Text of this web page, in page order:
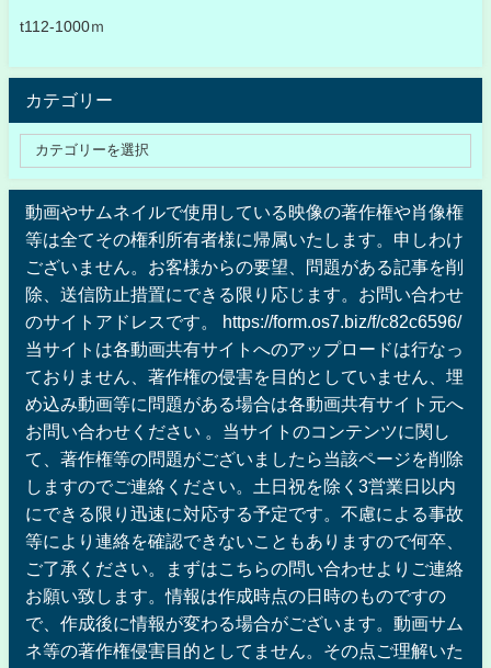
t112-1000ｍ
カテゴリー
動画やサムネイルで使用している映像の著作権や肖像権
等は全てその権利所有者様に帰属いたします。申しわけ
ございません。お客様からの要望、問題がある記事を削
除、送信防止措置にできる限り応じます。お問い合わせ
のサイトアドレスです。 https://form.os7.biz/f/c82c6596/
当サイトは各動画共有サイトへのアップロードは行なっ
ておりません、著作権の侵害を目的としていません、埋
め込み動画等に問題がある場合は各動画共有サイト元へ
お問い合わせください 。当サイトのコンテンツに関し
て、著作権等の問題がございましたら当該ページを削除
しますのでご連絡ください。土日祝を除く3営業日以内
にできる限り迅速に対応する予定です。不慮による事故
等により連絡を確認できないこともありますので何卒、
ご了承ください。まずはこちらの問い合わせよりご連絡
お願い致します。情報は作成時点の日時のものですの
で、作成後に情報が変わる場合がございます。動画サム
ネ等の著作権侵害目的としてません。その点ご理解いた